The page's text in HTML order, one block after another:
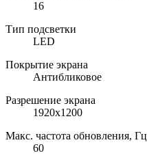
16
Тип подсветки
LED
Покрытие экрана
Антибликовое
Разрешение экрана
1920x1200
Макс. частота обновления, Гц
60